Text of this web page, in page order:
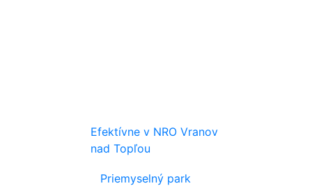
Efektívne v NRO Vranov
nad Topľou
Priemyselný park